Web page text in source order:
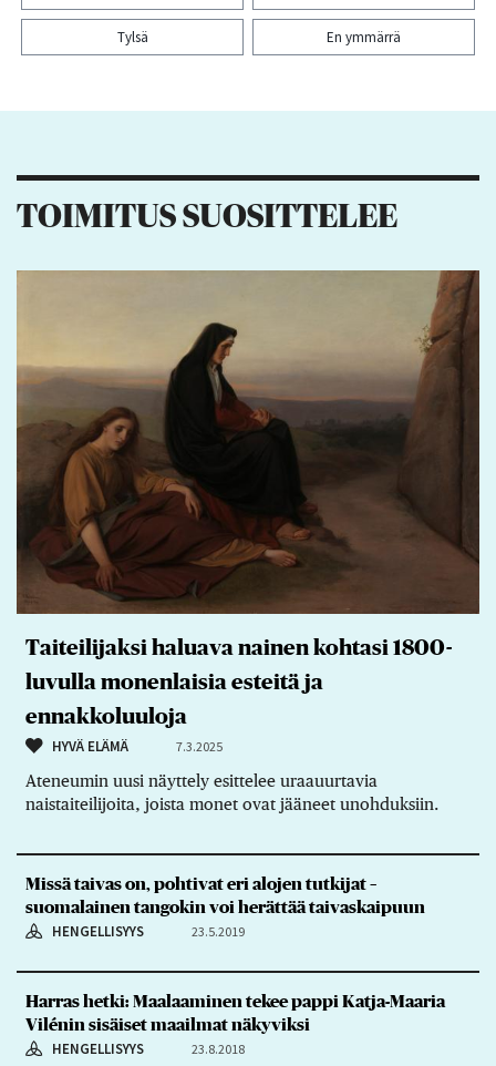
Tylsä En ymmärrä
TOIMITUS SUOSITTELEE
Taiteilijaksi haluava nainen kohtasi 1800-
luvulla monenlaisia esteitä ja
ennakkoluuloja
HYVÄ ELÄMÄ 7.3.2025
Ateneumin uusi näyttely esittelee uraauurtavia
naistaiteilijoita, joista monet ovat jääneet unohduksiin.
Missä taivas on, pohtivat eri alojen tutkijat –
suomalainen tangokin voi herättää taivaskaipuun
HENGELLISYYS 23.5.2019
Harras hetki: Maalaaminen tekee pappi Katja-Maaria
Vilénin sisäiset maailmat näkyviksi
HENGELLISYYS 23.8.2018